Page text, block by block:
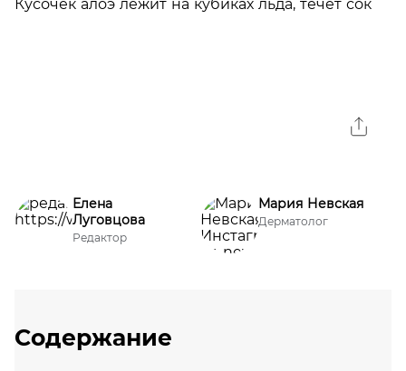
Елена
Луговцова
Редактор
Мария Невская
Дерматолог
Содержание